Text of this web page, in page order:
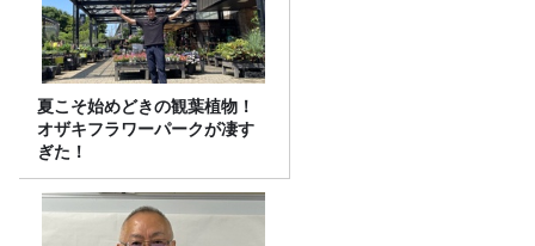
夏こそ始めどきの観葉植物！
オザキフラワーパークが凄す
ぎた！